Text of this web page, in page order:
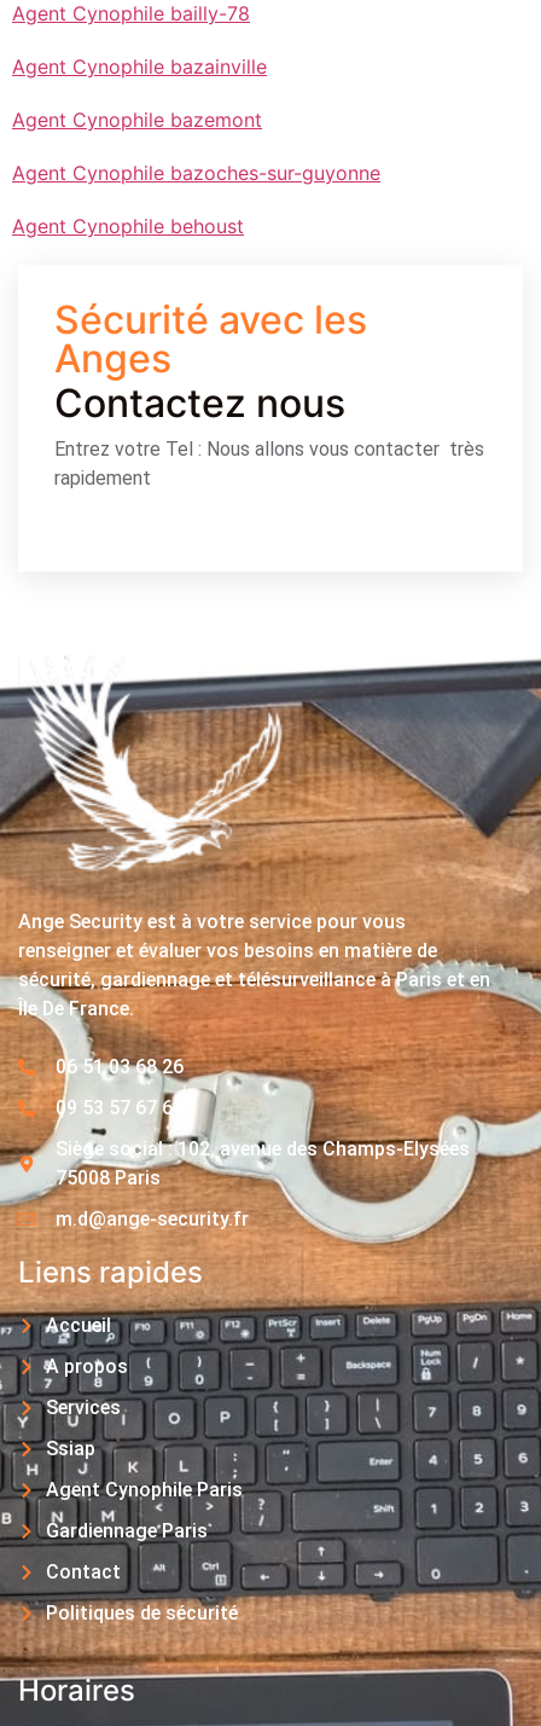
Agent Cynophile bailly-78
Agent Cynophile bazainville
Agent Cynophile bazemont
Agent Cynophile bazoches-sur-guyonne
Agent Cynophile behoust
Sécurité avec les
Anges
Contactez nous
Entrez votre Tel : Nous allons vous contacter très
rapidement
Ange Security est à votre service pour vous
renseigner et évaluer vos besoins en matière de
sécurité, gardiennage et télésurveillance à Paris et en
Île De France.
06 51 03 68 26
09 53 57 67 63
Siège social : 102, avenue des Champs-Elysées
75008 Paris
m.d@ange-security.fr
Liens rapides
Accueil
A propos
Services
Ssiap
Agent Cynophile Paris
Gardiennage Paris
Contact
Politiques de sécurité
Horaires